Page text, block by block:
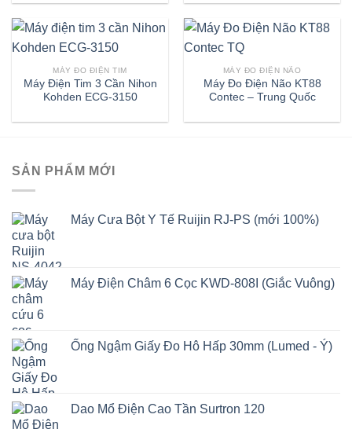
MÁY ĐO ĐIỆN TIM
Máy Điện Tim 3 Cần Nihon
Kohden ECG-3150
MÁY ĐO ĐIỆN NÃO
Máy Đo Điện Não KT88
Contec – Trung Quốc
SẢN PHẨM MỚI
Máy Cưa Bột Y Tế Ruijin RJ-PS (mới 100%)
Máy Điện Châm 6 Cọc KWD-808I (Giắc Vuông)
Ống Ngậm Giấy Đo Hô Hấp 30mm (Lumed - Ý)
Dao Mổ Điện Cao Tần Surtron 120